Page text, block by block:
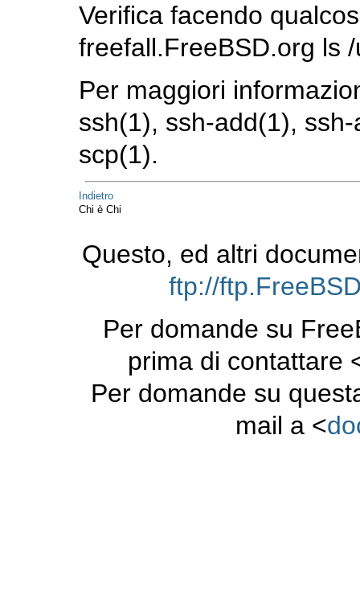
Verifica facendo
freefall.FreeBSD.org ls /
Per maggiori
ssh(1), ssh-add(1),
scp(1).
Indietro
Chi è Chi
Questo, ed altri
ftp://
Per domande su
prima di contattare
Per domande su
mail a <